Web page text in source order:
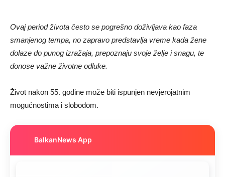
Ovaj period života često se pogrešno doživljava kao faza
smanjenog tempa, no zapravo predstavlja vreme kada žene
dolaze do punog izražaja, prepoznaju svoje želje i snagu, te
donose važne životne odluke.
Život nakon 55. godine može biti ispunjen nevjerojatnim
mogućnostima i slobodom.
BalkanNews App